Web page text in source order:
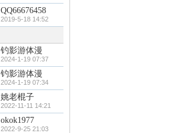
QQ66676458
2019-5-18 14:52
钓影游体漫
2024-1-19 07:37
钓影游体漫
2024-1-19 07:34
姚老棍子
2022-11-11 14:21
okok1977
2022-9-25 21:03